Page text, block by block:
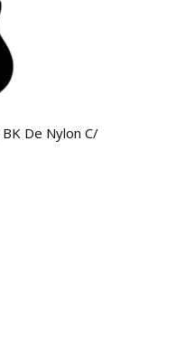
De Nylon C/